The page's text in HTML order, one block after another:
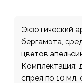
Экзотический
бергамота,
цветов
Комплектация:
спрея по 10 мл,